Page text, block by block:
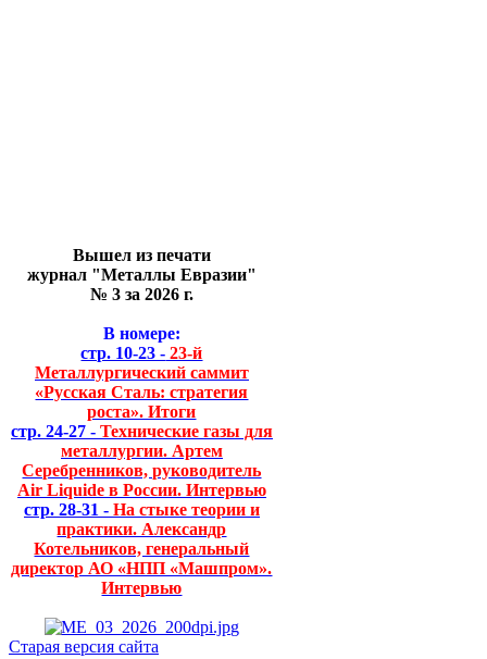
Вышел из печати
журнал "Металлы Евразии"
№ 3 за 2026 г.
В номере:
стр. 10-23 - 23-й
Металлургический саммит
«Русская Сталь: стратегия
роста». Итоги
стр. 24-27 - Технические газы для
металлургии. Артем
Серебренников, руководитель
Air Liquide в России. Интервью
стр. 28-31 - На стыке теории и
практики. Александр
Котельников, генеральный
директор АО «НПП «Машпром».
Интервью
Старая версия сайта